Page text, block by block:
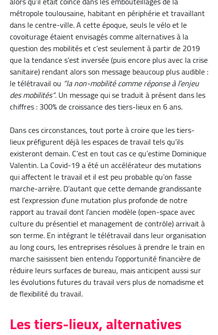
métropole toulousaine, habitant en périphérie et travaillant
dans le centre-ville. A cette époque, seuls le vélo et le
covoiturage étaient envisagés comme alternatives à la
question des mobilités et c’est seulement à partir de 2019
que la tendance s’est inversée (puis encore plus avec la crise
sanitaire) rendant alors son message beaucoup plus audible :
le télétravail ou “la non-mobilité comme réponse à l’enjeu
des mobilités“. Un message qui se traduit à présent dans les
chiffres : 300% de croissance des tiers-lieux en 6 ans.
Dans ces circonstances, tout porte à croire que les tiers-
lieux préfigurent déjà les espaces de travail tels qu’ils
existeront demain. C’est en tout cas ce qu’estime Dominique
Valentin. La Covid-19 a été un accélérateur des mutations
qui affectent le travail et il est peu probable qu’on fasse
marche-arrière. D’autant que cette demande grandissante
est l’expression d’une mutation plus profonde de notre
rapport au travail dont l’ancien modèle (open-space avec
culture du présentiel et management de contrôle) arrivait à
son terme. En intégrant le télétravail dans leur organisation
au long cours, les entreprises résolues à prendre le train en
marche saisissent bien entendu l’opportunité financière de
réduire leurs surfaces de bureau, mais anticipent aussi sur
les évolutions futures du travail vers plus de nomadisme et
de flexibilité du travail.
Les tiers-lieux, alternatives